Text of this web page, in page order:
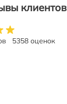
клиентов
5358 оценок